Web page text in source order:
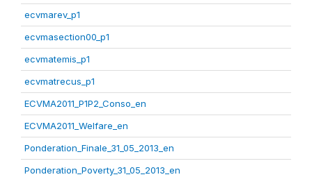
ecvmarev_p1
ecvmasection00_p1
ecvmatemis_p1
ecvmatrecus_p1
ECVMA2011_P1P2_Conso_en
ECVMA2011_Welfare_en
Ponderation_Finale_31_05_2013_en
Ponderation_Poverty_31_05_2013_en